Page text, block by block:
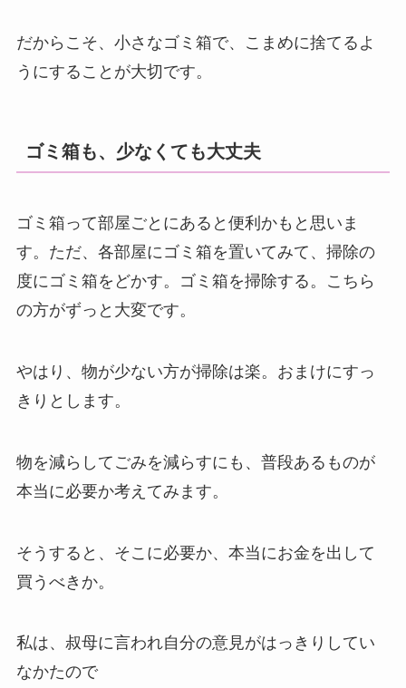
だからこそ、小さなゴミ箱で、こまめに捨てるよ
うにすることが大切です。
ゴミ箱も、少なくても大丈夫
ゴミ箱って部屋ごとにあると便利かもと思いま
す。ただ、各部屋にゴミ箱を置いてみて、掃除の
度にゴミ箱をどかす。ゴミ箱を掃除する。こちら
の方がずっと大変です。
やはり、物が少ない方が掃除は楽。おまけにすっ
きりとします。
物を減らしてごみを減らすにも、普段あるものが
本当に必要か考えてみます。
そうすると、そこに必要か、本当にお金を出して
買うべきか。
私は、叔母に言われ自分の意見がはっきりしてい
なかたので